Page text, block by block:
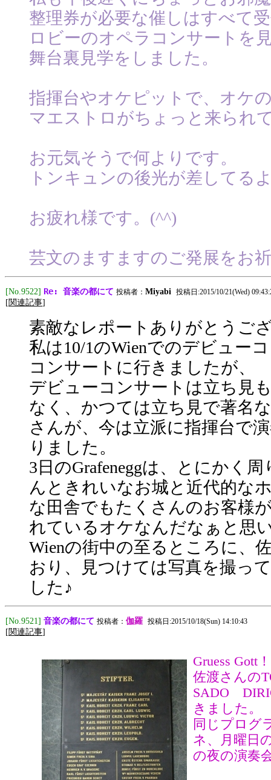
整理券が必要な催しはすべて
ロビーのオペラコンサートを
舞台裏見学をしました。
指揮台やオケピットで、オケ
マエストロがちょっと来られ
お元気そうで何よりです。
トンキュンの後光が差してる
お疲れ様です。(^^)
芸文のますますのご発展をお
[No.9522] Re: 音楽の都にて 投稿者： Miyabi 投稿日:2015/10/21(Wed)
[関連記事]
素敵なレポートありがとうご
私は10/1のWienでのデビュー
コンサートに行きましたが、
デビューコンサートは立ち見
なく、かつては立ち見で著名
さんが、今は立派に指揮台で
りました。
3日のGrafeneggは、とにかく
んときれいなお城と近代的な
な田舎でもたくさんのお客様
れているオケなんだなぁと思
Wienの街中の至るところに、
おり、見つけては写真を撮っ
した♪
[No.9521] 音楽の都にて 投稿者： 伽羅 投稿日:2015/10/18(Sun) 14:10:43
[関連記事]
Gruess Gott
佐渡さんの
SADO
きました。
同じプログ
ネ、月曜日
の夜の演奏